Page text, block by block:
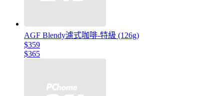
AGF Blendy濾式咖啡-特級 (126g)
$359
$365